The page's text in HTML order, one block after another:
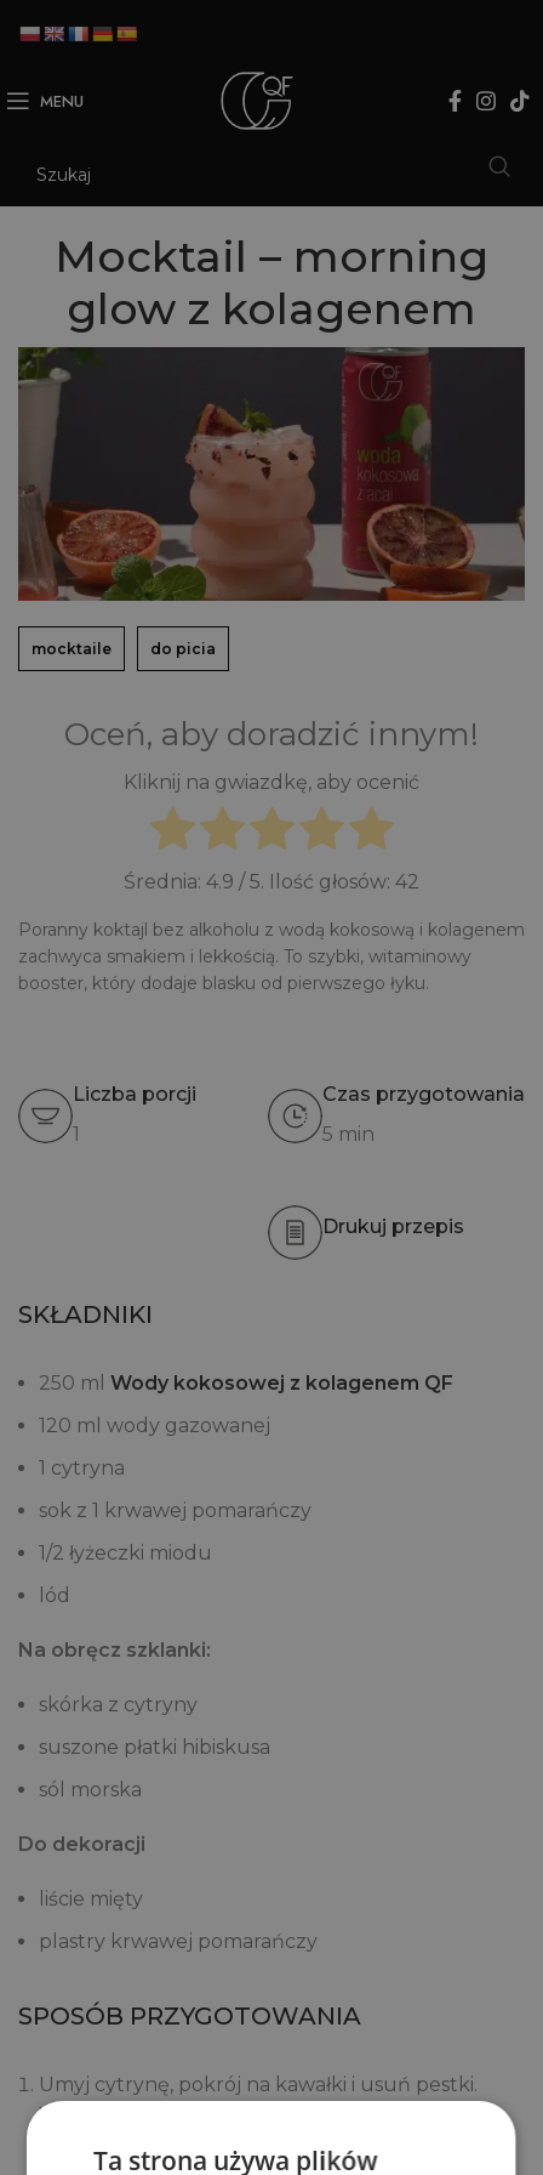
MENU
Mocktail – morning
glow z kolagenem
mocktaile do picia
Oceń, aby doradzić innym!
Kliknij na gwiazdkę, aby ocenić
Średnia: 4.9 / 5. Ilość głosów: 42
Poranny koktajl bez alkoholu z wodą kokosową i kolagenem
zachwyca smakiem i lekkością. To szybki, witaminowy
booster, który dodaje blasku od pierwszego łyku.
Liczba porcji
1
Czas przygotowania
5 min
Drukuj przepis
SKŁADNIKI
250 ml Wody kokosowej z kolagenem QF
120 ml wody gazowanej
1 cytryna
sok z 1 krwawej pomarańczy
1/2 łyżeczki miodu
lód
Na obręcz szklanki:
skórka z cytryny
suszone płatki hibiskusa
sól morska
Do dekoracji
liście mięty
plastry krwawej pomarańczy
SPOSÓB PRZYGOTOWANIA
Umyj cytrynę, pokrój na kawałki i usuń pestki.
Włóż ją do blendera razem z sokiem z krwawej
pomarańczy, wodą gazowaną i miodem. Zblenduj
Ta strona używa plików